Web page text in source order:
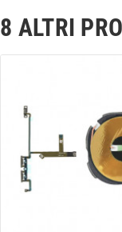
8 ALTRI